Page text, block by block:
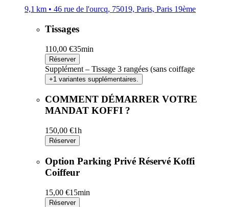
9,1 km • 46 rue de l'ourcq, 75019, Paris, Paris 19ème
Tissages
110,00 €35min
Réserver
Supplément – Tissage 3 rangées (sans coiffage
+1 variantes supplémentaires.
COMMENT DÉMARRER VOTRE
MANDAT KOFFI ?
150,00 €1h
Réserver
Option Parking Privé Réservé Koffi
Coiffeur
15,00 €15min
Réserver